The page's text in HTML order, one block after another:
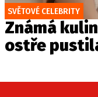
SVĚTOVÉ CELEBRITY
Známá
ostře